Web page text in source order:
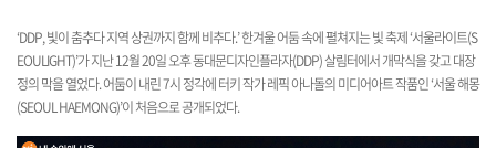
털 R
L
복
사
유
하
기
크
게
변
경
기
작
게
변
경
기
‘DDP, 빛이 춤추다 지역 상권까지 함께 비추다.’ 한겨울 어둠속에 펼쳐지는 빛 축제 ‘서울라이트(S
EOULIGHT)’가 지난 12월20일 오후 동대문디자인플라자(DDP) 살림터에서 개막식을 갖고 대장
정의 막을 열었다. 어둠이 내린 7시 정각에 터키 작가 레픽 아나돌의 미디어아트 작품인 ‘서울 해몽
(SEOUL HAEMONG)’이 처음으로 공개되었다.